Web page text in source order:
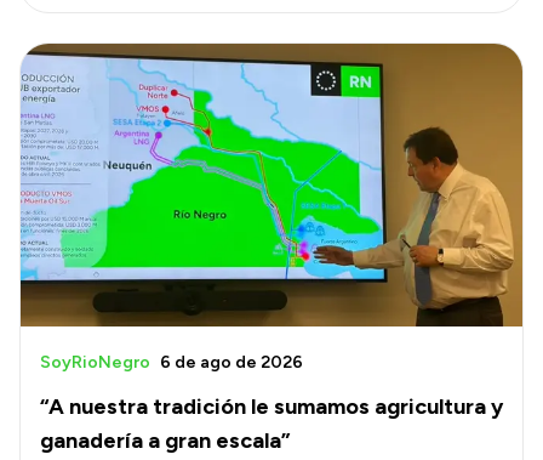
“A nuestra tradición le sumamos agricultura y
ganadería a gran escala”
SoyRioNegro 6 de ago de 2026